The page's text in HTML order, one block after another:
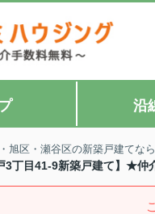
沿
旭区・瀬谷区の新築戸建てな
3丁目41-9新築戸建て】★